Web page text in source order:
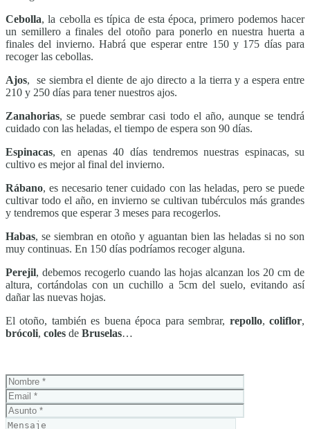
Cebolla, la cebolla es típica de esta época, primero podemos hacer
un semillero a finales del otoño para ponerlo en nuestra huerta a
finales del invierno. Habrá que esperar entre 150 y 175 días para
recoger las cebollas.
Ajos, se siembra el diente de ajo directo a la tierra y a espera entre
210 y 250 días para tener nuestros ajos.
Zanahorias, se puede sembrar casi todo el año, aunque se tendrá
cuidado con las heladas, el tiempo de espera son 90 días.
Espinacas, en apenas 40 días tendremos nuestras espinacas, su
cultivo es mejor al final del invierno.
Rábano, es necesario tener cuidado con las heladas, pero se puede
cultivar todo el año, en invierno se cultivan tubérculos más grandes
y tendremos que esperar 3 meses para recogerlos.
Habas, se siembran en otoño y aguantan bien las heladas si no son
muy continuas. En 150 días podríamos recoger alguna.
Perejil, debemos recogerlo cuando las hojas alcanzan los 20 cm de
altura, cortándolas con un cuchillo a 5cm del suelo, evitando así
dañar las nuevas hojas.
El otoño, también es buena época para sembrar, repollo,coliflor,
brócoli, coles de Bruselas…